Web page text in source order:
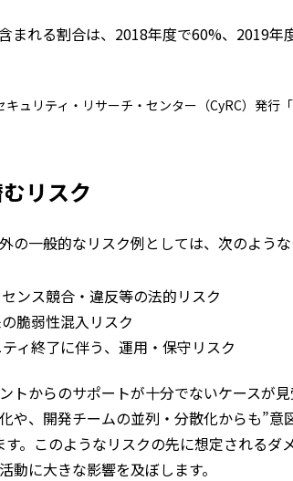
まれる割合は、2018年度で60%、2019
リティ・リサーチ・センター（CyRC）発行
リスク
の一般的なリスク例としては、次のような
ンス競合・違反等の法的リスク
脆弱性混入リスク
ィ終了に伴う、運用・保守リスク
トからのサポートが十分でないケースが
や、開発チームの並列・分散化からも”
。このようなリスクの先に想定される
動に大きな影響を及ぼします。